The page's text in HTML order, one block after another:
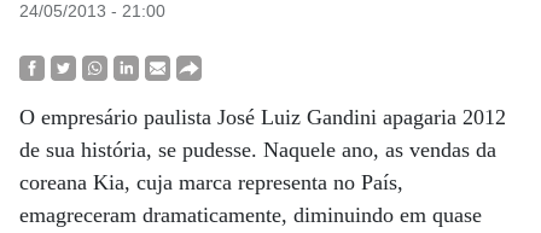
24/05/2013 - 21:00
O empresário paulista José Luiz Gandini apagaria 2012
de sua história, se pudesse. Naquele ano, as vendas da
coreana Kia, cuja marca representa no País,
emagreceram dramaticamente, diminuindo em quase